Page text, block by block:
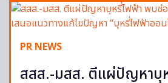
PR NEWS
สสส.-มสส. ตีแผ่ปัญหาบุ